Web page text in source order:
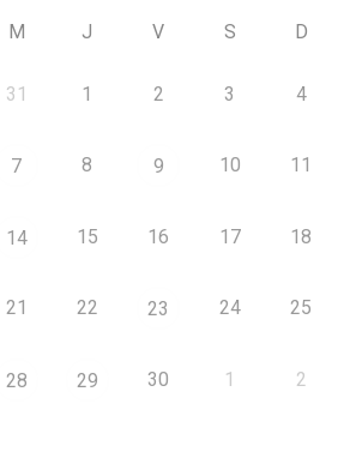
M J V S D
31 1 2 3 4
7 8 9 10 11
14 15 16 17 18
21 22 23 24 25
28 29 30 1 2